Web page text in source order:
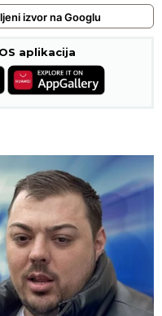
izvor na Googlu
aplikacija